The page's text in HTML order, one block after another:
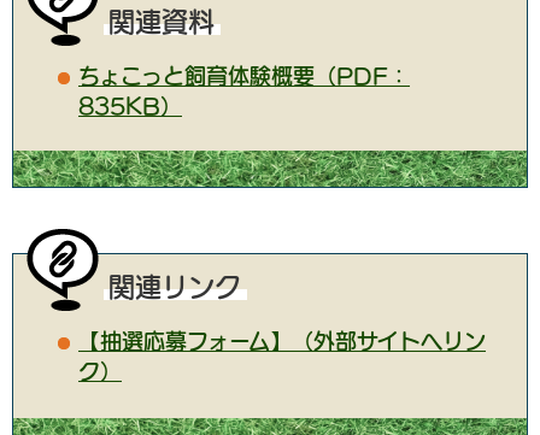
関連資料
ちょこっと飼育体験概要（PDF：
835KB）
関連リンク
【抽選応募フォーム】（外部サイトへリン
ク）